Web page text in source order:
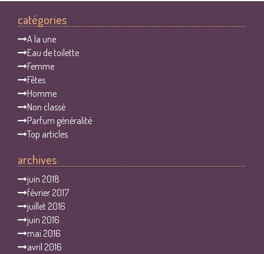
catégories
A la une
Eau de toilette
Femme
Fêtes
Homme
Non classé
Parfum généralité
Top articles
archives
juin 2018
février 2017
juillet 2016
juin 2016
mai 2016
avril 2016